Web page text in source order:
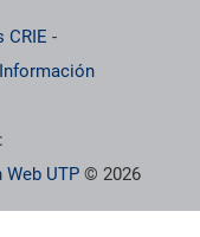
CRIE -
UTP © 2026